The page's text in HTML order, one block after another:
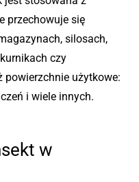
przechowuje się
silosach,
czy
powierzchnie użytkowe:
i wiele innych.
w